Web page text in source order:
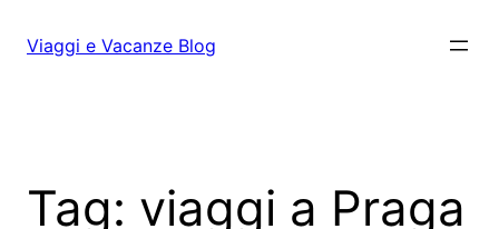
Viaggi e Vacanze Blog
Tag: viaggi a Praga